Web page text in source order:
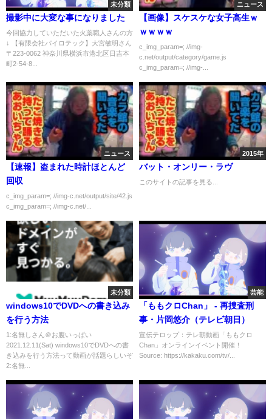
未分類
撮影中に大変な事になりました
今回協力していただいた火薬職人さんの方
↓ 【有限会社パイロテック】大宮敏明さん
〒223-0062 神奈川県横浜市港北区日吉本
町2-54-8...
ニュース
【画像】スケスケな女子高生ｗ
ｗｗｗｗ
c_img_param=; //img-
c.net/output/category/game.js
c_img_param=; //img-...
ニュース
【速報】盗まれた時計ほとんど
回収
c_img_param=; //img-c.net/output/site/42.js
c_img_param=; //img-c.net/...
2015年
バット・オンリー・ラヴ
このサイトの記事を見る...
未分類
windows10でDVDへの書き込み
を行う方法
1:名無しさん＠お腹いっぱい
2021.12.11(Sat) windows10でDVDへの書
き込みを行う方法って動画が話題らしいぞ
2:名無...
芸能
「ももクロChan」 - 再捜査刑
事・片岡悠介（テレビ朝日）
宣伝テロップ：テレ朝動画「ももクロ
Chan」オンラインイベント開催！
Source: https://kakaku.com/tv/...